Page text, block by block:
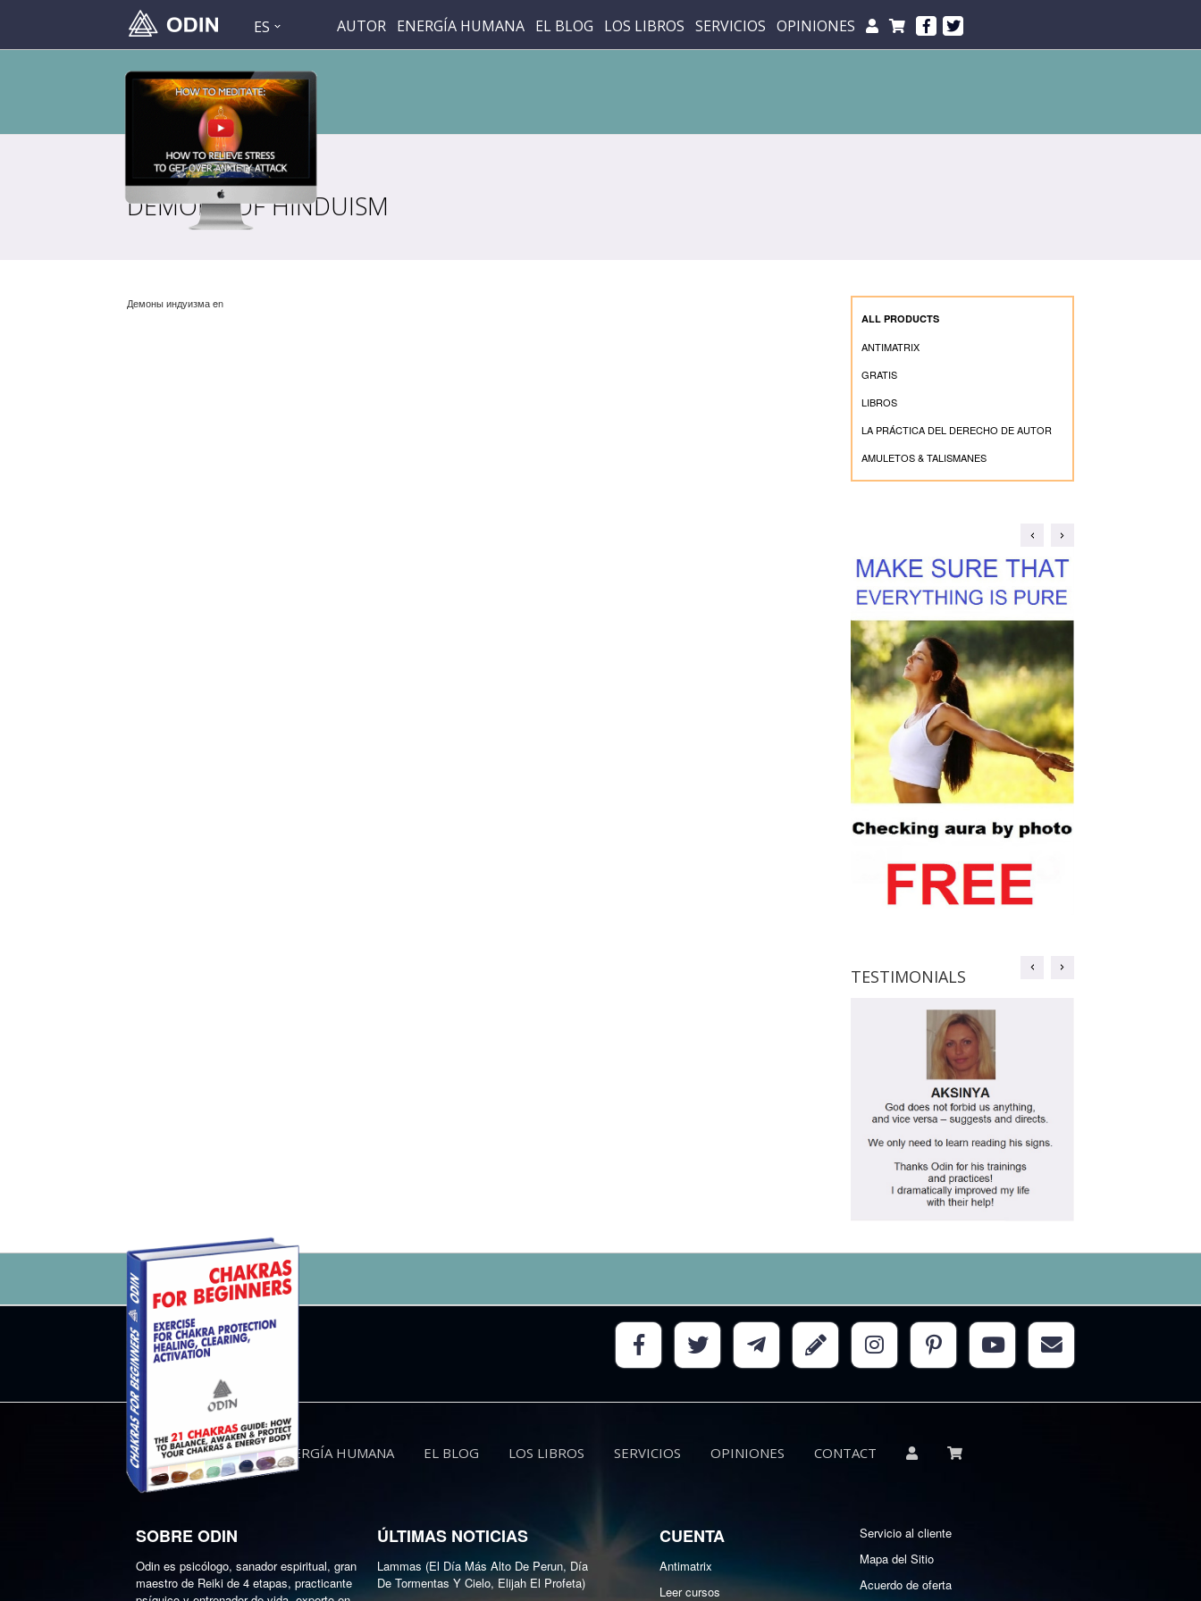
ES AUTOR ENERGÍA HUMANA EL BLOG LOS LIBROS SERVICIOS OPINIONES
DEMONS OF HINDUISM
ALL PRODUCTS
ANTIMATRIX
GRATIS
LIBROS
LA PRÁCTICA DEL DERECHO DE AUTOR
AMULETOS & TALISMANES
TESTIMONIALS
Демоны индуизма en
NOTICIAS
ENERGÍA HUMANA EL BLOG LOS LIBROS SERVICIOS OPINIONES CONTACT
SOBRE ODIN
Odin es psicólogo, sanador espiritual, gran
maestro de Reiki de 4 etapas, practicante
ÚLTIMAS NOTICIAS
Lammas (El Día Más Alto De Perun, Día
De Tormentas Y Cielo, Elijah El Profeta)
CUENTA
Antimatrix
Leer cursos
Servicio al cliente
Mapa del Sitio
Acuerdo de oferta